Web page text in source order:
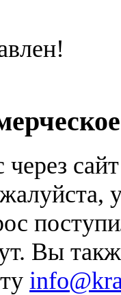
через
Вы